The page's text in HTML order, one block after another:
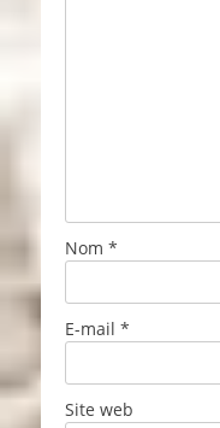
Nom *
E-mail *
Site web